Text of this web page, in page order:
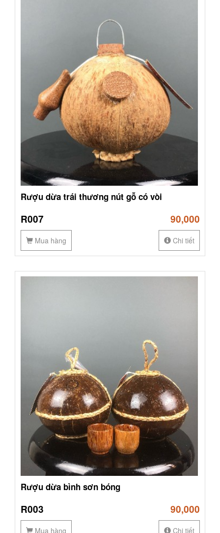
Rượu dừa trái thương nút gỗ có vòi
R007 90,000
Mua hàng Chi tiết
Rượu dừa bình sơn bóng
R003 90,000
Mua hàng Chi tiết